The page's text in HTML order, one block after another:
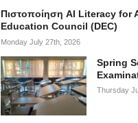
Πιστοποίηση AI Literacy for
Education Council (DEC)
Monday July 27th, 2026
Spring
Thursday